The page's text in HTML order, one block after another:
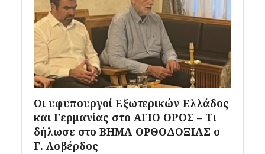
Οι υφυπουργοί Εξωτερικών Ελλάδος
και Γερμανίας στο ΑΓΙΟ ΟΡΟΣ – Τι
δήλωσε στο ΒΗΜΑ ΟΡΘΟΔΟΞΙΑΣ ο
Γ. Λοβέρδος